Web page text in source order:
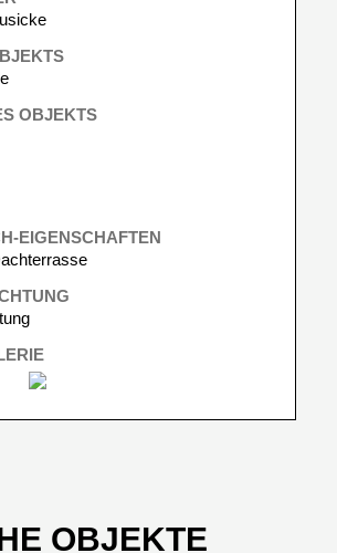
OBJEKTS
EIGENSCHAFTEN
OBJEKTE